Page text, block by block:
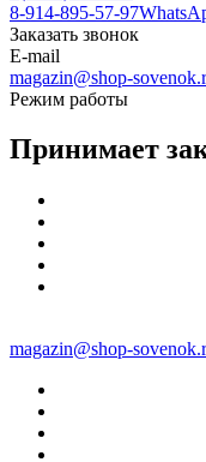
8-914-895-57-97
Заказать звонок
E-mail
magazin@shop-
Режим работы
Принимает
magazin@shop-